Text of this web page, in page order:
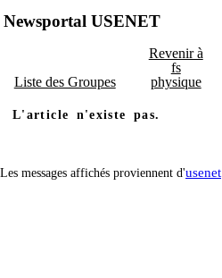
Newsportal USENET
Liste des Groupes
Revenir à
fs
physique
L'article n'existe pas.
Les messages affichés proviennent d'usenet